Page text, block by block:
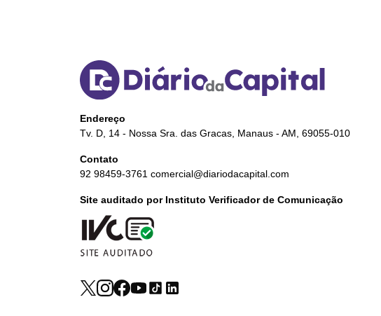
Endereço
Tv. D, 14 - Nossa Sra. das Gracas, Manaus - AM, 69055-010
Contato
92 98459-3761 comercial@diariodacapital.com
Site auditado por Instituto Verificador de Comunicação